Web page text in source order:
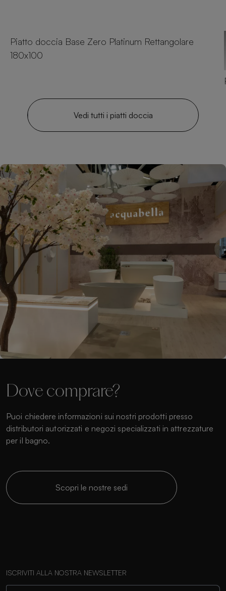
Piatto doccia Base Zero Platinum Rettangolare
180x100
Vedi tutti i piatti doccia
Dove comprare?
Puoi chiedere informazioni sui nostri prodotti presso
distributori autorizzati e negozi specializzati in attrezzature
per il bagno.
Scopri le nostre sedi
ISCRIVITI ALLA NOSTRA NEWSLETTER